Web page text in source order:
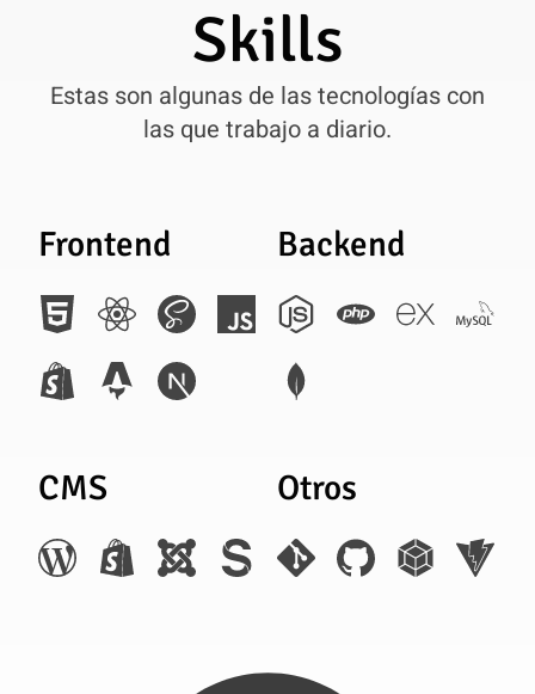
Skills
Estas son algunas de las tecnologías con
las que trabajo a diario.
Frontend Backend
CMS Otros